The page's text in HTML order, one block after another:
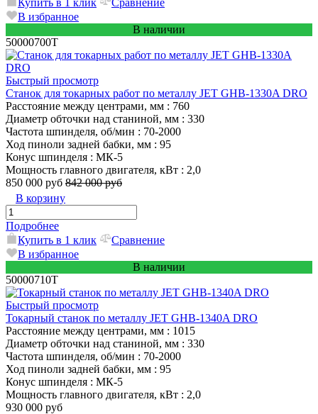
В избранное
В наличии
50000700T
Быстрый просмотр
Станок для токарных работ по металлу JET GHB-1330A DRO
Расстояние между центрами, мм : 760
Диаметр обточки над станиной, мм : 330
Частота шпинделя, об/мин : 70-2000
Ход пиноли задней бабки, мм : 95
Конус шпинделя : МК-5
Мощность главного двигателя, кВт : 2,0
850 000 руб 842 000 руб
В корзину
Подробнее
Купить в 1 клик
Сравнение
В избранное
В наличии
50000710T
Быстрый просмотр
Токарный станок по металлу JET GHB-1340A DRO
Расстояние между центрами, мм : 1015
Диаметр обточки над станиной, мм : 330
Частота шпинделя, об/мин : 70-2000
Ход пиноли задней бабки, мм : 95
Конус шпинделя : МК-5
Мощность главного двигателя, кВт : 2,0
930 000 руб